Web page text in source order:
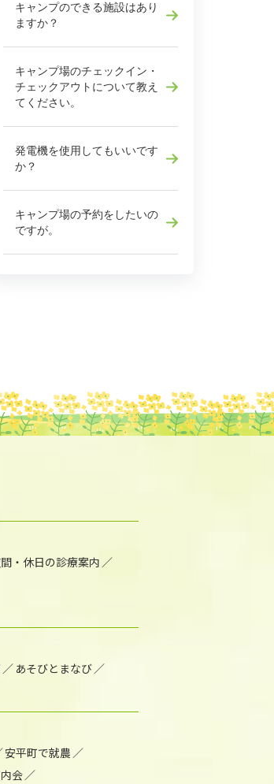
キャンプのできる施設はあり
ますか？
キャンプ場のチェックイン・
チェックアウトについて教え
てください。
発電機を使用してもいいです
か？
キャンプ場の予約をしたいの
ですが。
・休日の診療案内
あそびとまなび
安平町で就農
会